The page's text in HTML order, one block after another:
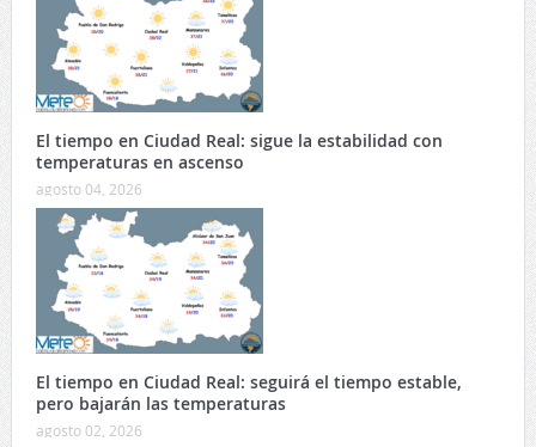
El tiempo en Ciudad Real: sigue la estabilidad con
temperaturas en ascenso
agosto 04, 2026
El tiempo en Ciudad Real: seguirá el tiempo estable,
pero bajarán las temperaturas
agosto 02, 2026